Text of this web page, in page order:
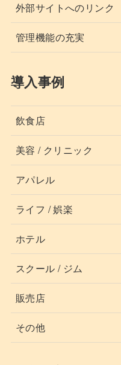
外部サイトへのリンク
管理機能の充実
導入事例
飲食店
美容 / クリニック
アパレル
ライフ / 娯楽
ホテル
スクール / ジム
販売店
その他